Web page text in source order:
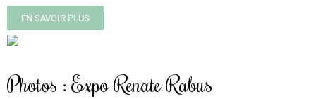
EN SAVOIR PLUS
Photos : Expo Renate Rabus